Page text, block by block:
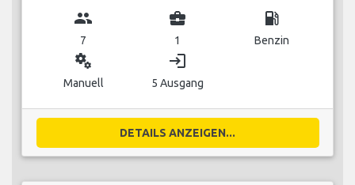
group
7
business_center
1
local_gas_station
Benzin
miscellaneous_services
Manuell
login
5 Ausgang
DETAILS ANZEIGEN...